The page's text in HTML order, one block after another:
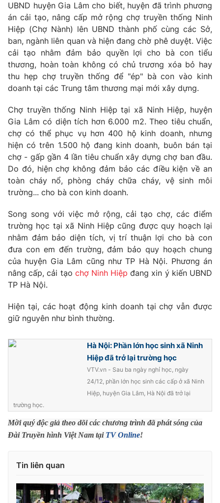
Câu chuyện quốc tế
Tài chính
Thị trường
Góc doanh nghiệp
Dữ liệu và đời sống
Truyền hình
Phim VTV
Hậu trường
Nhân vật
Khán giả
Giải sao mai
Giải trí
Điện ảnh
Âm nhạc
Sao
Du lịch
Làm đẹp
Chất lượng cuộc sống
Giáo dục
Tuyển sinh
Học trực tuyến
Công nghệ
Hitech Công nghệ tương lai
Sản phẩm
Thị trường
Tư vấn
Giao lưu trực tuyến
Lịch phát sóng
Chuyên mục khác
Emagazine Podcast
VTV Thể thao
Bất động sản
Thị trường 24h Tấm lòng Việt
VTV9
Liên hệ tòa soạn English
UBND huyện Gia Lâm cho biết, huyện đã trình phương
án cải tạo, nâng cấp mở rộng chợ truyền thống Ninh
Hiệp (Chợ Nành) lên UBND thành phố cùng các Sở,
ban, ngành liên quan và hiện đang chờ phê duyệt. Việc
cải tạo nhằm đảm bảo quyền lợi cho bà con tiểu
thương, hoàn toàn không có chủ trương xóa bỏ hay
thu hẹp chợ truyền thống để "ép" bà con vào kinh
doanh tại các Trung tâm thương mại mới xây dựng.
Chợ truyền thống Ninh Hiệp tại xã Ninh Hiệp, huyện
Gia Lâm có diện tích hơn 6.000 m2. Theo tiêu chuẩn,
chợ có thể phục vụ hơn 400 hộ kinh doanh, nhưng
hiện có trên 1.500 hộ đang kinh doanh, buôn bán tại
chợ - gấp gần 4 lần tiêu chuẩn xây dựng chợ ban đầu.
Do đó, hiện chợ không đảm bảo các điều kiện về an
toàn cháy nổ, phòng cháy chữa cháy, vệ sinh môi
trường... cho bà con kinh doanh.
Song song với việc mở rộng, cải tạo chợ, các điểm
trường học tại xã Ninh Hiệp cũng được quy hoạch lại
nhằm đảm bảo diện tích, vị trí thuận lợi cho bà con
đưa con em đến trường, đảm bảo quy hoạch chung
của huyện Gia Lâm cũng như TP Hà Nội. Phương án
nâng cấp, cải tạo chợ Ninh Hiệp đang xin ý kiến UBND
TP Hà Nội.
Hiện tại, các hoạt động kinh doanh tại chợ vẫn được
giữ nguyên như bình thường.
Hà Nội: Phần lớn học sinh xã Ninh
Hiệp đã trở lại trường học
VTV.vn - Sau ba ngày nghỉ học, ngày
24/12, phần lớn học sinh các cấp ở xã Ninh
Hiệp, huyện Gia Lâm, Hà Nội đã trở lại
trường học.
Mời quý độc giả theo dõi các chương trình đã phát sóng của
Đài Truyền hình Việt Nam tại TV Online!
Tin liên quan